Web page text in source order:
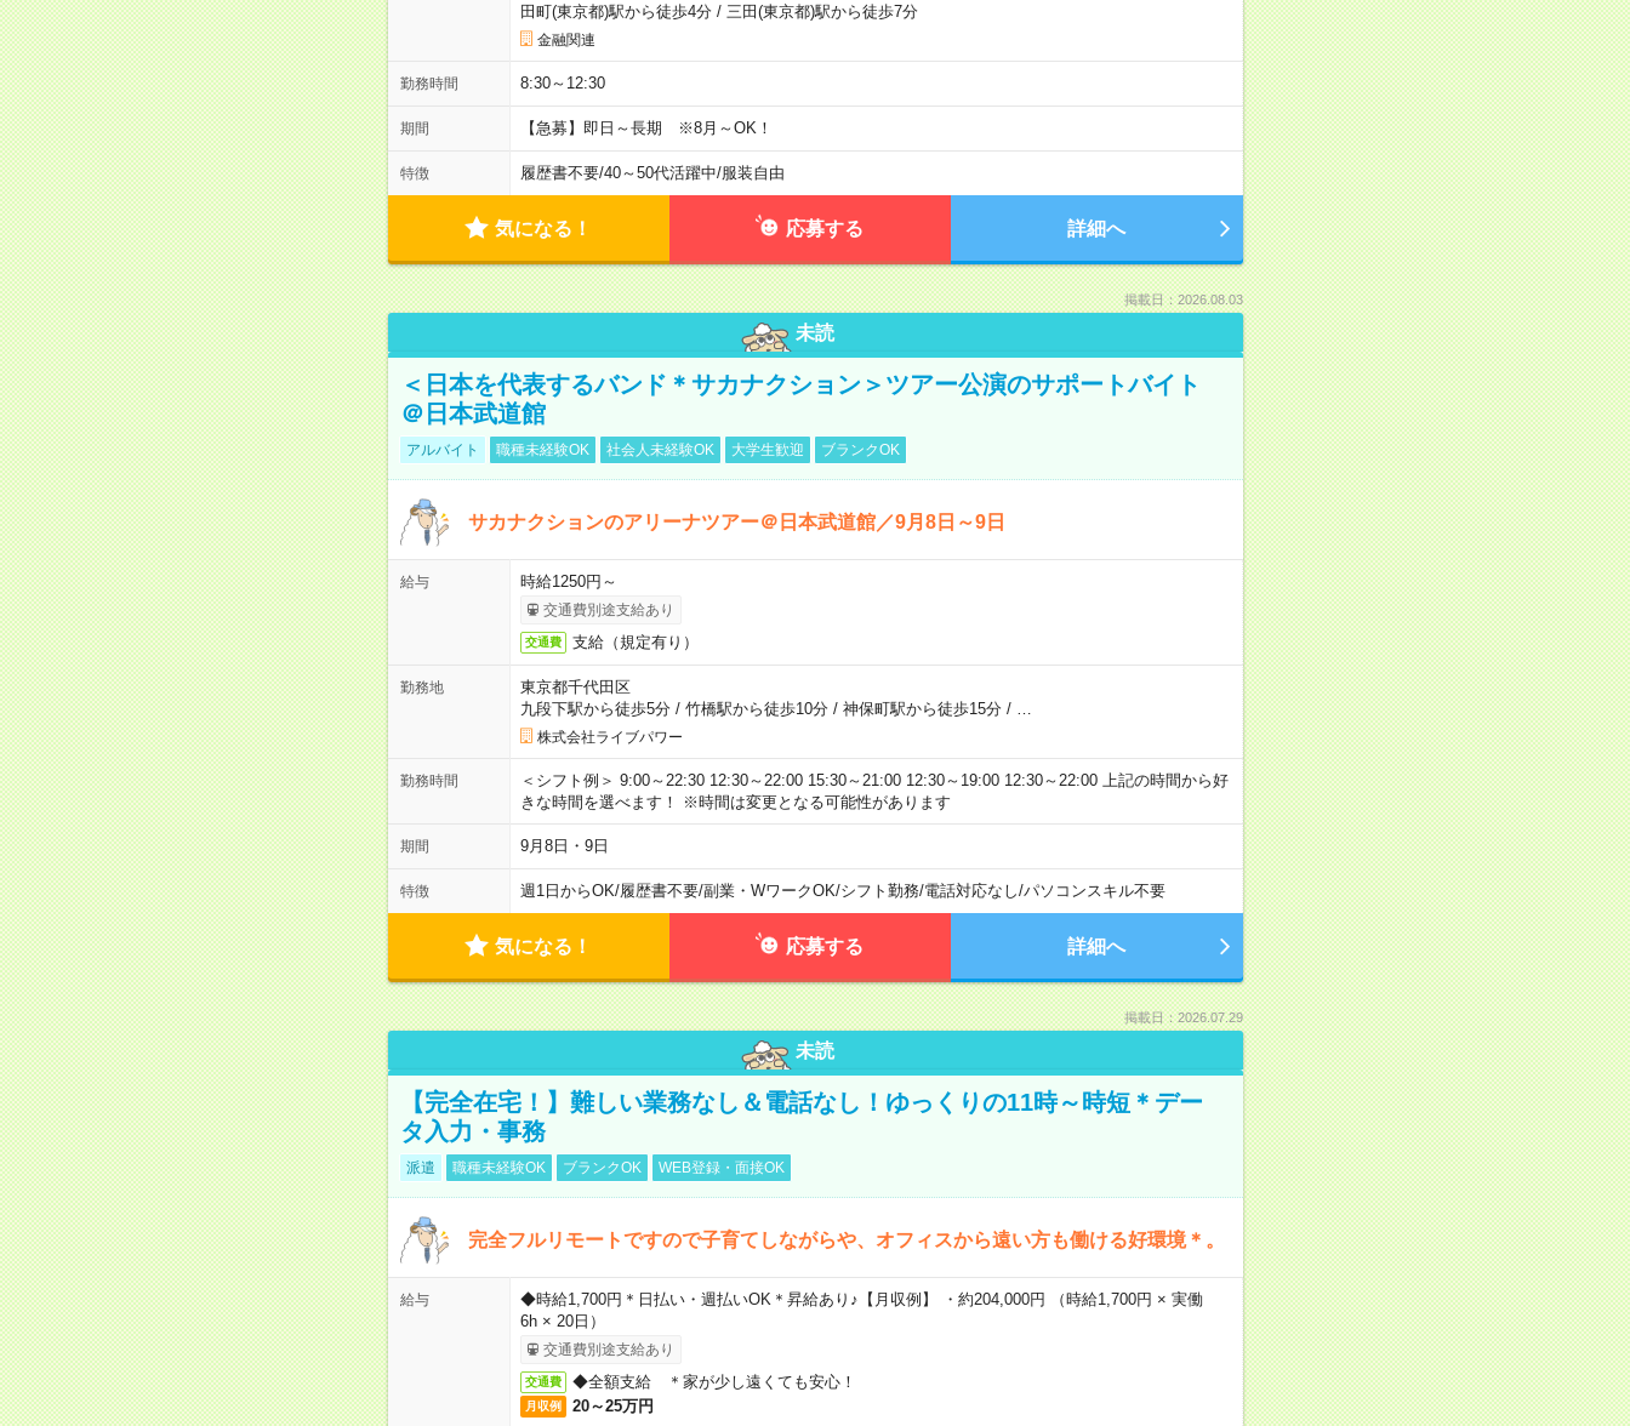
田町(東京都)駅から徒歩4分/ 三田(東京都)駅から徒歩7分
金融関連
勤務時間 8:30～12:30
期間 【急募】即日～長期 ※8月～OK！
特徴 履歴書不要/40～50代活躍中/服装自由
気になる！ 応募する 詳細へ
掲載日：2026.08.03
未読
＜日本を代表するバンド＊サカナクション＞ツアー公演のサポートバイト
＠日本武道館
アルバイト 職種未経験OK 社会人未経験OK 大学生歓迎 ブランクOK
サカナクションのアリーナツアー＠日本武道館／9月8日～9日
給与 時給1250円～
交通費別途支給あり
交通費 支給（規定有り）
勤務地
東京都千代田区
九段下駅から徒歩5分/ 竹橋駅から徒歩10分/ 神保町駅から徒歩15分/
株式会社ライブパワー
勤務時間
＜シフト例＞ 9:00～22:30 12:30～22:00 15:30～21:00 12:30～19:00 12:30～22:00 上記の時間から好
きな時間を選べます！ ※時間は変更となる可能性があります
期間 9月8日・9日
特徴 週1日からOK/履歴書不要/副業・WワークOK/シフト勤務/電話対応なし/パソコンスキル不要
気になる！ 応募する 詳細へ
掲載日：2026.07.29
未読
【完全在宅！】難しい業務なし＆電話なし！ゆっくりの11時～時短＊デー
タ入力・事務
派遣 職種未経験OK ブランクOK WEB登録・面接OK
完全フルリモートですので子育てしながらや、オフィスから遠い方も働ける好環境＊。
給与
◆時給1,700円＊日払い・週払いOK＊昇給あり♪【月収例】 ・約204,000円 （時給1,700円 × 実働
6h × 20日）
交通費別途支給あり
交通費 ◆全額支給 ＊家が少し遠くても安心！
月収例 20～25万円